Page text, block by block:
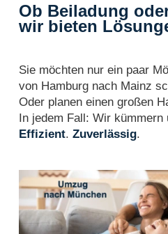
Ob Beiladung
wir bieten
Sie möchten nur ein paar
von Hamburg nach Mainz
Oder planen einen großen
In jedem Fall: Wir kümmern
Effizient. Zuverlässig.